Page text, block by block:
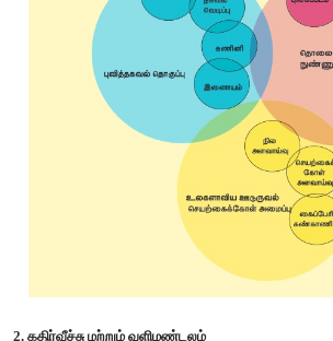
தொலை நுண்ணுணர்வின் முக்கிய
இலக்கு நோக்கி செலுத்தும் ஆற்றல்
ஆகும். புவியால் பிரதிபலிக்கப்படும்
படச்சுருள்கள் பதிவு செய்கின்றன.